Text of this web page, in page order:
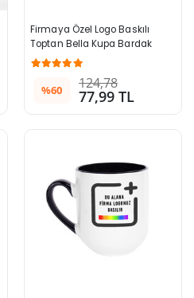
Firmaya Özel Logo Baskılı
Toptan Bella Kupa Bardak
%60 124,78
77,99 TL